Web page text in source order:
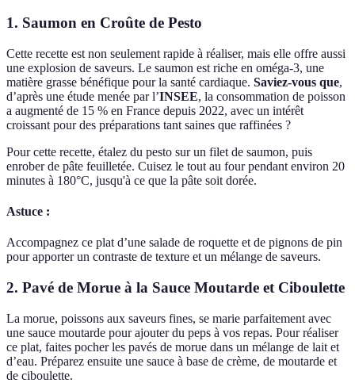
1. Saumon en Croûte de Pesto
Cette recette est non seulement rapide à réaliser, mais elle offre aussi
une explosion de saveurs. Le saumon est riche en oméga-3, une
matière grasse bénéfique pour la santé cardiaque. Saviez-vous que,
d’après une étude menée par l’INSEE, la consommation de poisson
a augmenté de 15 % en France depuis 2022, avec un intérêt
croissant pour des préparations tant saines que raffinées ?
Pour cette recette, étalez du pesto sur un filet de saumon, puis
enrober de pâte feuilletée. Cuisez le tout au four pendant environ 20
minutes à 180°C, jusqu'à ce que la pâte soit dorée.
Astuce :
Accompagnez ce plat d’une salade de roquette et de pignons de pin
pour apporter un contraste de texture et un mélange de saveurs.
2. Pavé de Morue à la Sauce Moutarde et Ciboulette
La morue, poissons aux saveurs fines, se marie parfaitement avec
une sauce moutarde pour ajouter du peps à vos repas. Pour réaliser
ce plat, faites pocher les pavés de morue dans un mélange de lait et
d’eau. Préparez ensuite une sauce à base de crème, de moutarde et
de ciboulette.